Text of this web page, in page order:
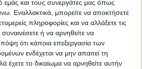
εμάς και τους συνεργάτες μας όπως
Εναλλακτικά, μπορείτε να αποκτήσετε
πληροφορίες και να αλλάξετε τις
ή να αρνηθείτε να
ότι κάποια επεξεργασία των
ενδέχεται να μην απαιτεί τη
έχετε το δικαίωμα να αρνηθείτε αυτήν
– €